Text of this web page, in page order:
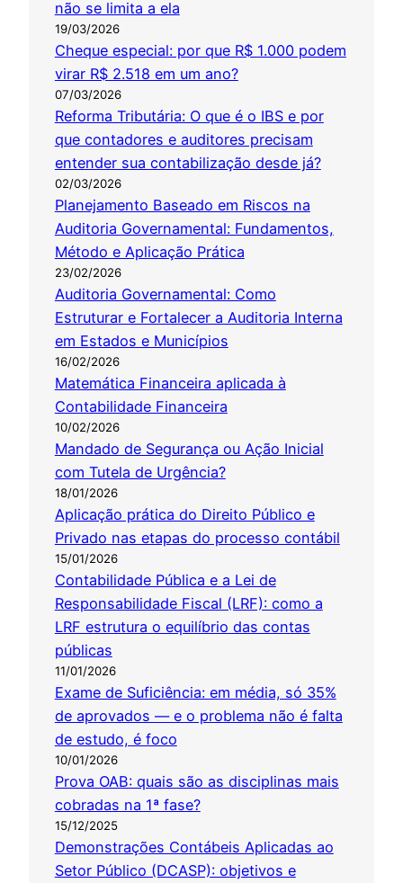
não se limita a ela
19/03/2026
Cheque especial: por que R$ 1.000 podem
virar R$ 2.518 em um ano?
07/03/2026
Reforma Tributária: O que é o IBS e por
que contadores e auditores precisam
entender sua contabilização desde já?
02/03/2026
Planejamento Baseado em Riscos na
Auditoria Governamental: Fundamentos,
Método e Aplicação Prática
23/02/2026
Auditoria Governamental: Como
Estruturar e Fortalecer a Auditoria Interna
em Estados e Municípios
16/02/2026
Matemática Financeira aplicada à
Contabilidade Financeira
10/02/2026
Mandado de Segurança ou Ação Inicial
com Tutela de Urgência?
18/01/2026
Aplicação prática do Direito Público e
Privado nas etapas do processo contábil
15/01/2026
Contabilidade Pública e a Lei de
Responsabilidade Fiscal (LRF): como a
LRF estrutura o equilíbrio das contas
públicas
11/01/2026
Exame de Suficiência: em média, só 35%
de aprovados — e o problema não é falta
de estudo, é foco
10/01/2026
Prova OAB: quais são as disciplinas mais
cobradas na 1ª fase?
15/12/2025
Demonstrações Contábeis Aplicadas ao
Setor Público (DCASP): objetivos e